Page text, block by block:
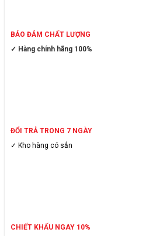
BẢO ĐẢM CHẤT LƯỢNG
✓ Hàng chính hãng 100%
ĐỔI TRẢ TRONG 7 NGÀY
✓ Kho hàng có sẳn
CHIẾT KHẤU NGAY 10%